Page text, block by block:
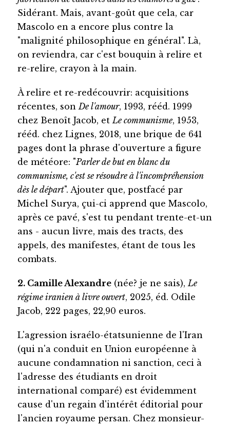
Sidérant. Mais, avant-goût que cela, car
Mascolo en a encore plus contre la
"malignité philosophique en général". Là,
on reviendra, car c'est bouquin à relire et
re-relire, crayon à la main.
À relire et re-redécouvrir: acquisitions
récentes, son De l'amour, 1993, rééd. 1999
chez Benoît Jacob, et Le communisme, 1953,
rééd. chez Lignes, 2018, une brique de 641
pages dont la phrase d'ouverture a figure
de météore: "Parler de but en blanc du
communisme, c'est se résoudre à l'incompréhension
dès le départ". Ajouter que, postfacé par
Michel Surya, çui-ci apprend que Mascolo,
après ce pavé, s'est tu pendant trente-et-un
ans - aucun livre, mais des tracts, des
appels, des manifestes, étant de tous les
combats.
2. Camille Alexandre(née? je ne sais), Le
régime iranien à livre ouvert, 2025, éd. Odile
Jacob, 222 pages, 22,90 euros.
L'agression israélo-étatsunienne de l'Iran
(qui n'a conduit en Union européenne à
aucune condamnation ni sanction, ceci à
l'adresse des étudiants en droit
international comparé) est évidemment
cause d'un regain d'intérêt éditorial pour
l'ancien royaume persan. Chez monsieur-